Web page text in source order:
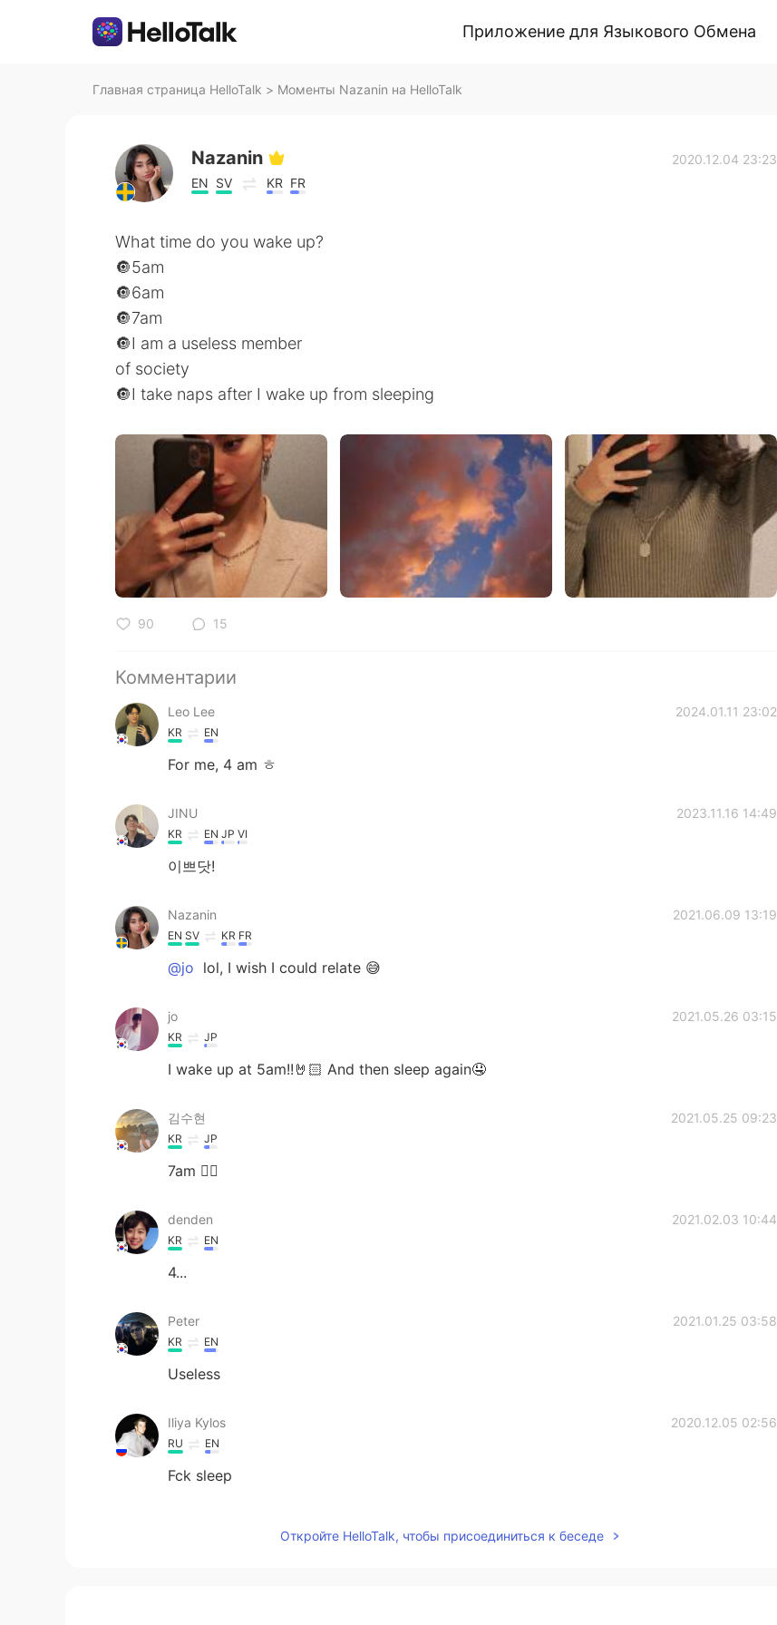
Приложение для Языкового Обмена
Главная страница HelloTalk > Моменты Nazanin на HelloTalk
Nazanin
EN SV KR FR
2020.12.04 23:23
What time do you wake up?
🔘5am
🔘6am
🔘7am
🔘I am a useless member
of society
🔘I take naps after I wake up from sleeping
90 15
Комментарии
Leo Lee 2024.01.11 23:02
KR EN
For me, 4 am ㅎ
JINU 2023.11.16 14:49
KR EN JP VI
이쁘닷!
Nazanin 2021.06.09 13:19
EN SV KR FR
@jo lol, I wish I could relate 😅
jo 2021.05.26 03:15
KR JP
I wake up at 5am!!🤘🏻 And then sleep again🤤
김수현 2021.05.25 09:23
KR JP
7am 🙋‍♂️
denden 2021.02.03 10:44
KR EN
4...
Peter 2021.01.25 03:58
KR EN
Useless
Iliya Kylos 2020.12.05 02:56
RU EN
Fck sleep
Откройте HelloTalk, чтобы присоединиться к беседе